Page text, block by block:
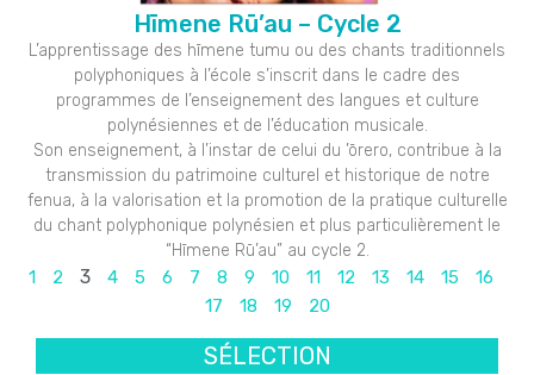
Hīmene Rū’au – Cycle 2
L’apprentissage des hīmene tumu ou des chants traditionnels
polyphoniques à l’école s’inscrit dans le cadre des
programmes de l’enseignement des langues et culture
polynésiennes et de l’éducation musicale.
Son enseignement, à l’instar de celui du ’ōrero, contribue à la
transmission du patrimoine culturel et historique de notre
fenua, à la valorisation et la promotion de la pratique culturelle
du chant polyphonique polynésien et plus particulièrement le
“Hīmene Rū’au” au cycle 2.
1 2 3 4 5 6 7 8 9 10 11 12 13 14 15
16
17
18 19 20
SÉLECTION